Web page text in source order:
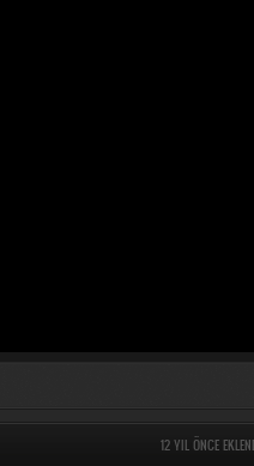
12 YIL ÖNCE